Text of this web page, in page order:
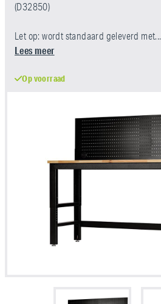
(D32850)
Let op: wordt standaard geleverd met...
Lees meer
Op voorraad